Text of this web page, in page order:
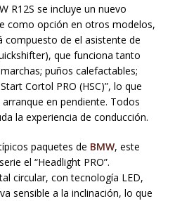
R12S se incluye un nuevo
como opción en otros modelos,
compuesto de el asistente de
que funciona tanto
puños calefactables;
Cortol PRO (HSC)”, lo que
en pendiente. Todos
la experiencia de conducción.
paquetes de BMW, este
el “Headlight PRO”.
circular, con tecnología LED,
sensible a la inclinación, lo que